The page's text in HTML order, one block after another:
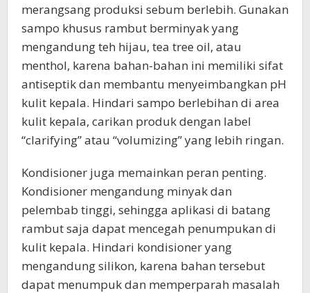
merangsang produksi sebum berlebih. Gunakan
sampo khusus rambut berminyak yang
mengandung teh hijau, tea tree oil, atau
menthol, karena bahan-bahan ini memiliki sifat
antiseptik dan membantu menyeimbangkan pH
kulit kepala. Hindari sampo berlebihan di area
kulit kepala, carikan produk dengan label
“clarifying” atau “volumizing” yang lebih ringan.
Kondisioner juga memainkan peran penting.
Kondisioner mengandung minyak dan
pelembab tinggi, sehingga aplikasi di batang
rambut saja dapat mencegah penumpukan di
kulit kepala. Hindari kondisioner yang
mengandung silikon, karena bahan tersebut
dapat menumpuk dan memperparah masalah